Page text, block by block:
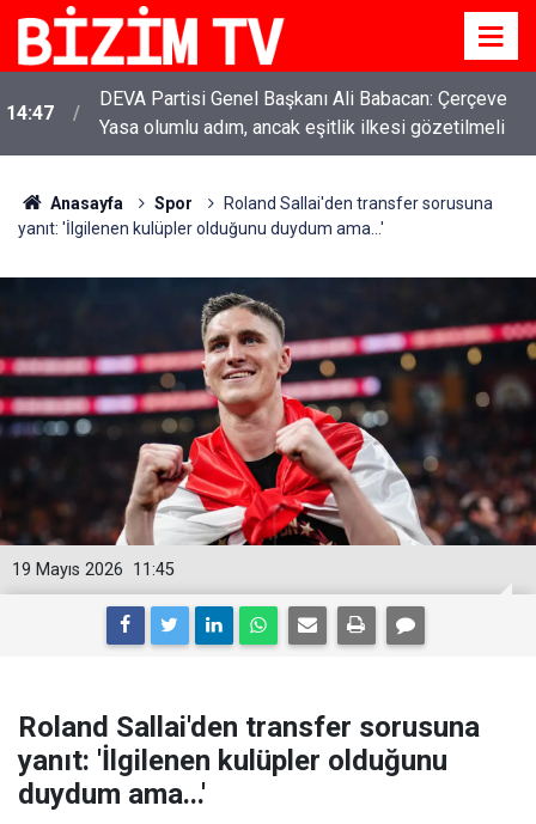
14:47
DEVA Partisi Genel Başkanı Ali Babacan: Çerçeve
Yasa olumlu adım, ancak eşitlik ilkesi gözetilmeli
Anasayfa Spor
Roland Sallai'den transfer sorusuna
yanıt: 'İlgilenen kulüpler olduğunu duydum ama...'
11:45
19 Mayıs 2026
Roland Sallai'den transfer sorusuna
yanıt: 'İlgilenen kulüpler olduğunu
duydum ama...'